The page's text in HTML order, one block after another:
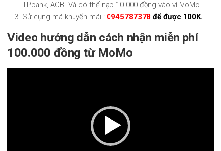
TPbank, ACB. Và có thể nạp 10.000 đồng vào ví MoMo.
Sử dụng mã khuyến mãi : 0945787378 để được 100K.
Video hướng dẫn cách nhận miễn phí
100.000 đồng từ MoMo